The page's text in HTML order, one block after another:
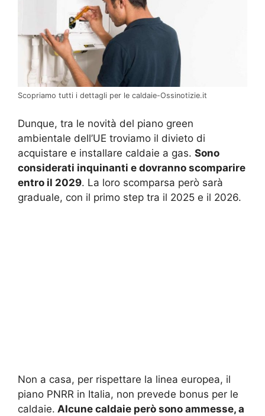
Scopriamo tutti i dettagli per le caldaie-Ossinotizie.it
Dunque, tra le novità del piano green
ambientale dell’UE troviamo il divieto di
acquistare e installare caldaie a gas. Sono
considerati inquinanti e dovranno scomparire
entro il 2029. La loro scomparsa però sarà
graduale, con il primo step tra il 2025 e il 2026.
Non a casa, per rispettare la linea europea, il
piano PNRR in Italia, non prevede bonus per le
caldaie. Alcune caldaie però sono ammesse, a